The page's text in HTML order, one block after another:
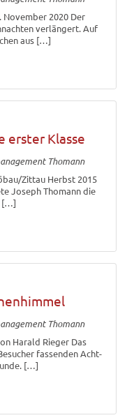
November 2020 Der
verlängert. Auf
aus […]
erster Klasse
Thomann
Zittau Herbst 2015
Joseph Thomann die
[…]
Thomann
Harald Rieger Das
fassenden Acht-
[…]